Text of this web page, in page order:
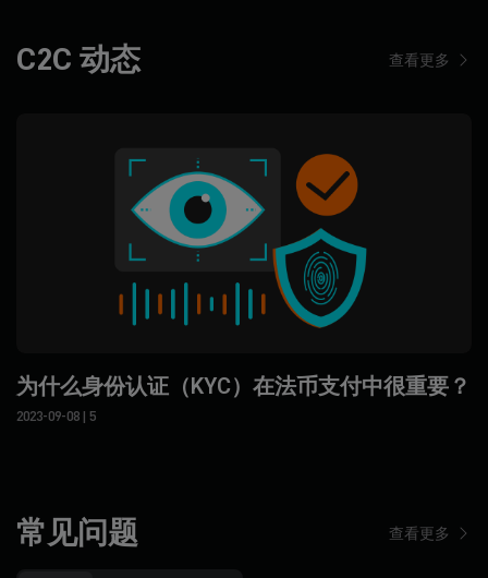
C2C 动态 查看更多
为什么身份认证（KYC）在法币支付中很重要？
2023-09-08 | 5
常见问题 查看更多